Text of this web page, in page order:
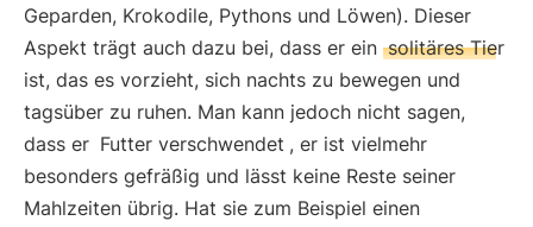
Geparden, Krokodile, Pythons und Löwen). Dieser
Aspekt trägt auch dazu bei, dass er ein solitäres Tier
ist, das es vorzieht, sich nachts zu bewegen und
tagsüber zu ruhen. Man kann jedoch nicht sagen,
dass er Futter verschwendet , er ist vielmehr
besonders gefräßig und lässt keine Reste seiner
Mahlzeiten übrig. Hat sie zum Beispiel einen